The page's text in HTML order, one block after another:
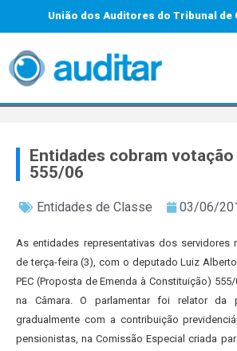
União dos Auditores do Tribunal de
Entidades cobram votação
555/06
Entidades de Classe 03/06/
As entidades representativas dos servidores
de terça-feira (3), com o deputado Luiz
PEC (Proposta de Emenda à Constituição)
na Câmara. O parlamentar foi relator da
gradualmente com a contribuição
pensionistas, na Comissão Especial criada